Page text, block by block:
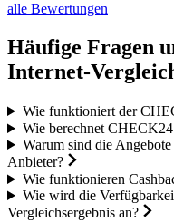
alle Bewertungen
Häufige Fragen
Internet-
Wie funktioniert der
Wie berechnet
Warum sind die
Anbieter?
Wie funktionieren
Wie wird die
Vergleichsergebnis an?